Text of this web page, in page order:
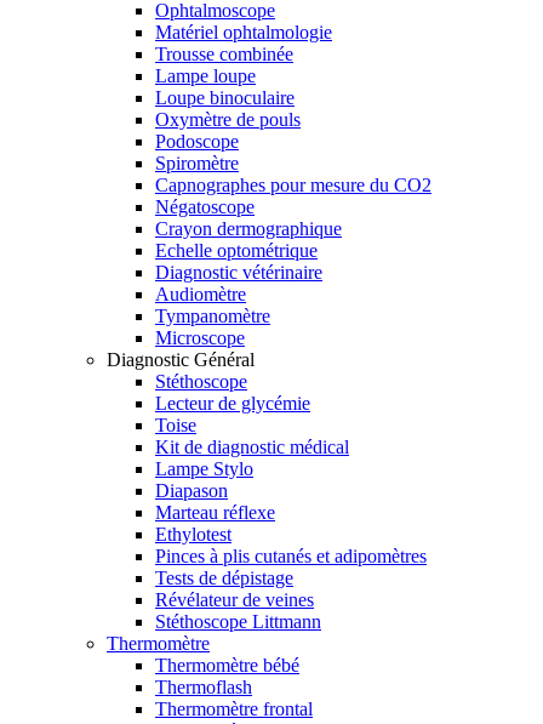
Ophtalmoscope
Matériel ophtalmologie
Trousse combinée
Lampe loupe
Loupe binoculaire
Oxymètre de pouls
Podoscope
Spiromètre
Capnographes pour mesure du CO2
Négatoscope
Crayon dermographique
Echelle optométrique
Diagnostic vétérinaire
Audiomètre
Tympanomètre
Microscope
Diagnostic Général
Stéthoscope
Lecteur de glycémie
Toise
Kit de diagnostic médical
Lampe Stylo
Diapason
Marteau réflexe
Ethylotest
Pinces à plis cutanés et adipomètres
Tests de dépistage
Révélateur de veines
Stéthoscope Littmann
Thermomètre
Thermomètre bébé
Thermoflash
Thermomètre frontal